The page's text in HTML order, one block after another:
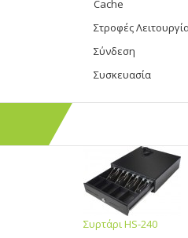
Cache
Στροφές
Σύνδεση
Συσκευασία
Συρτάρι HS-240